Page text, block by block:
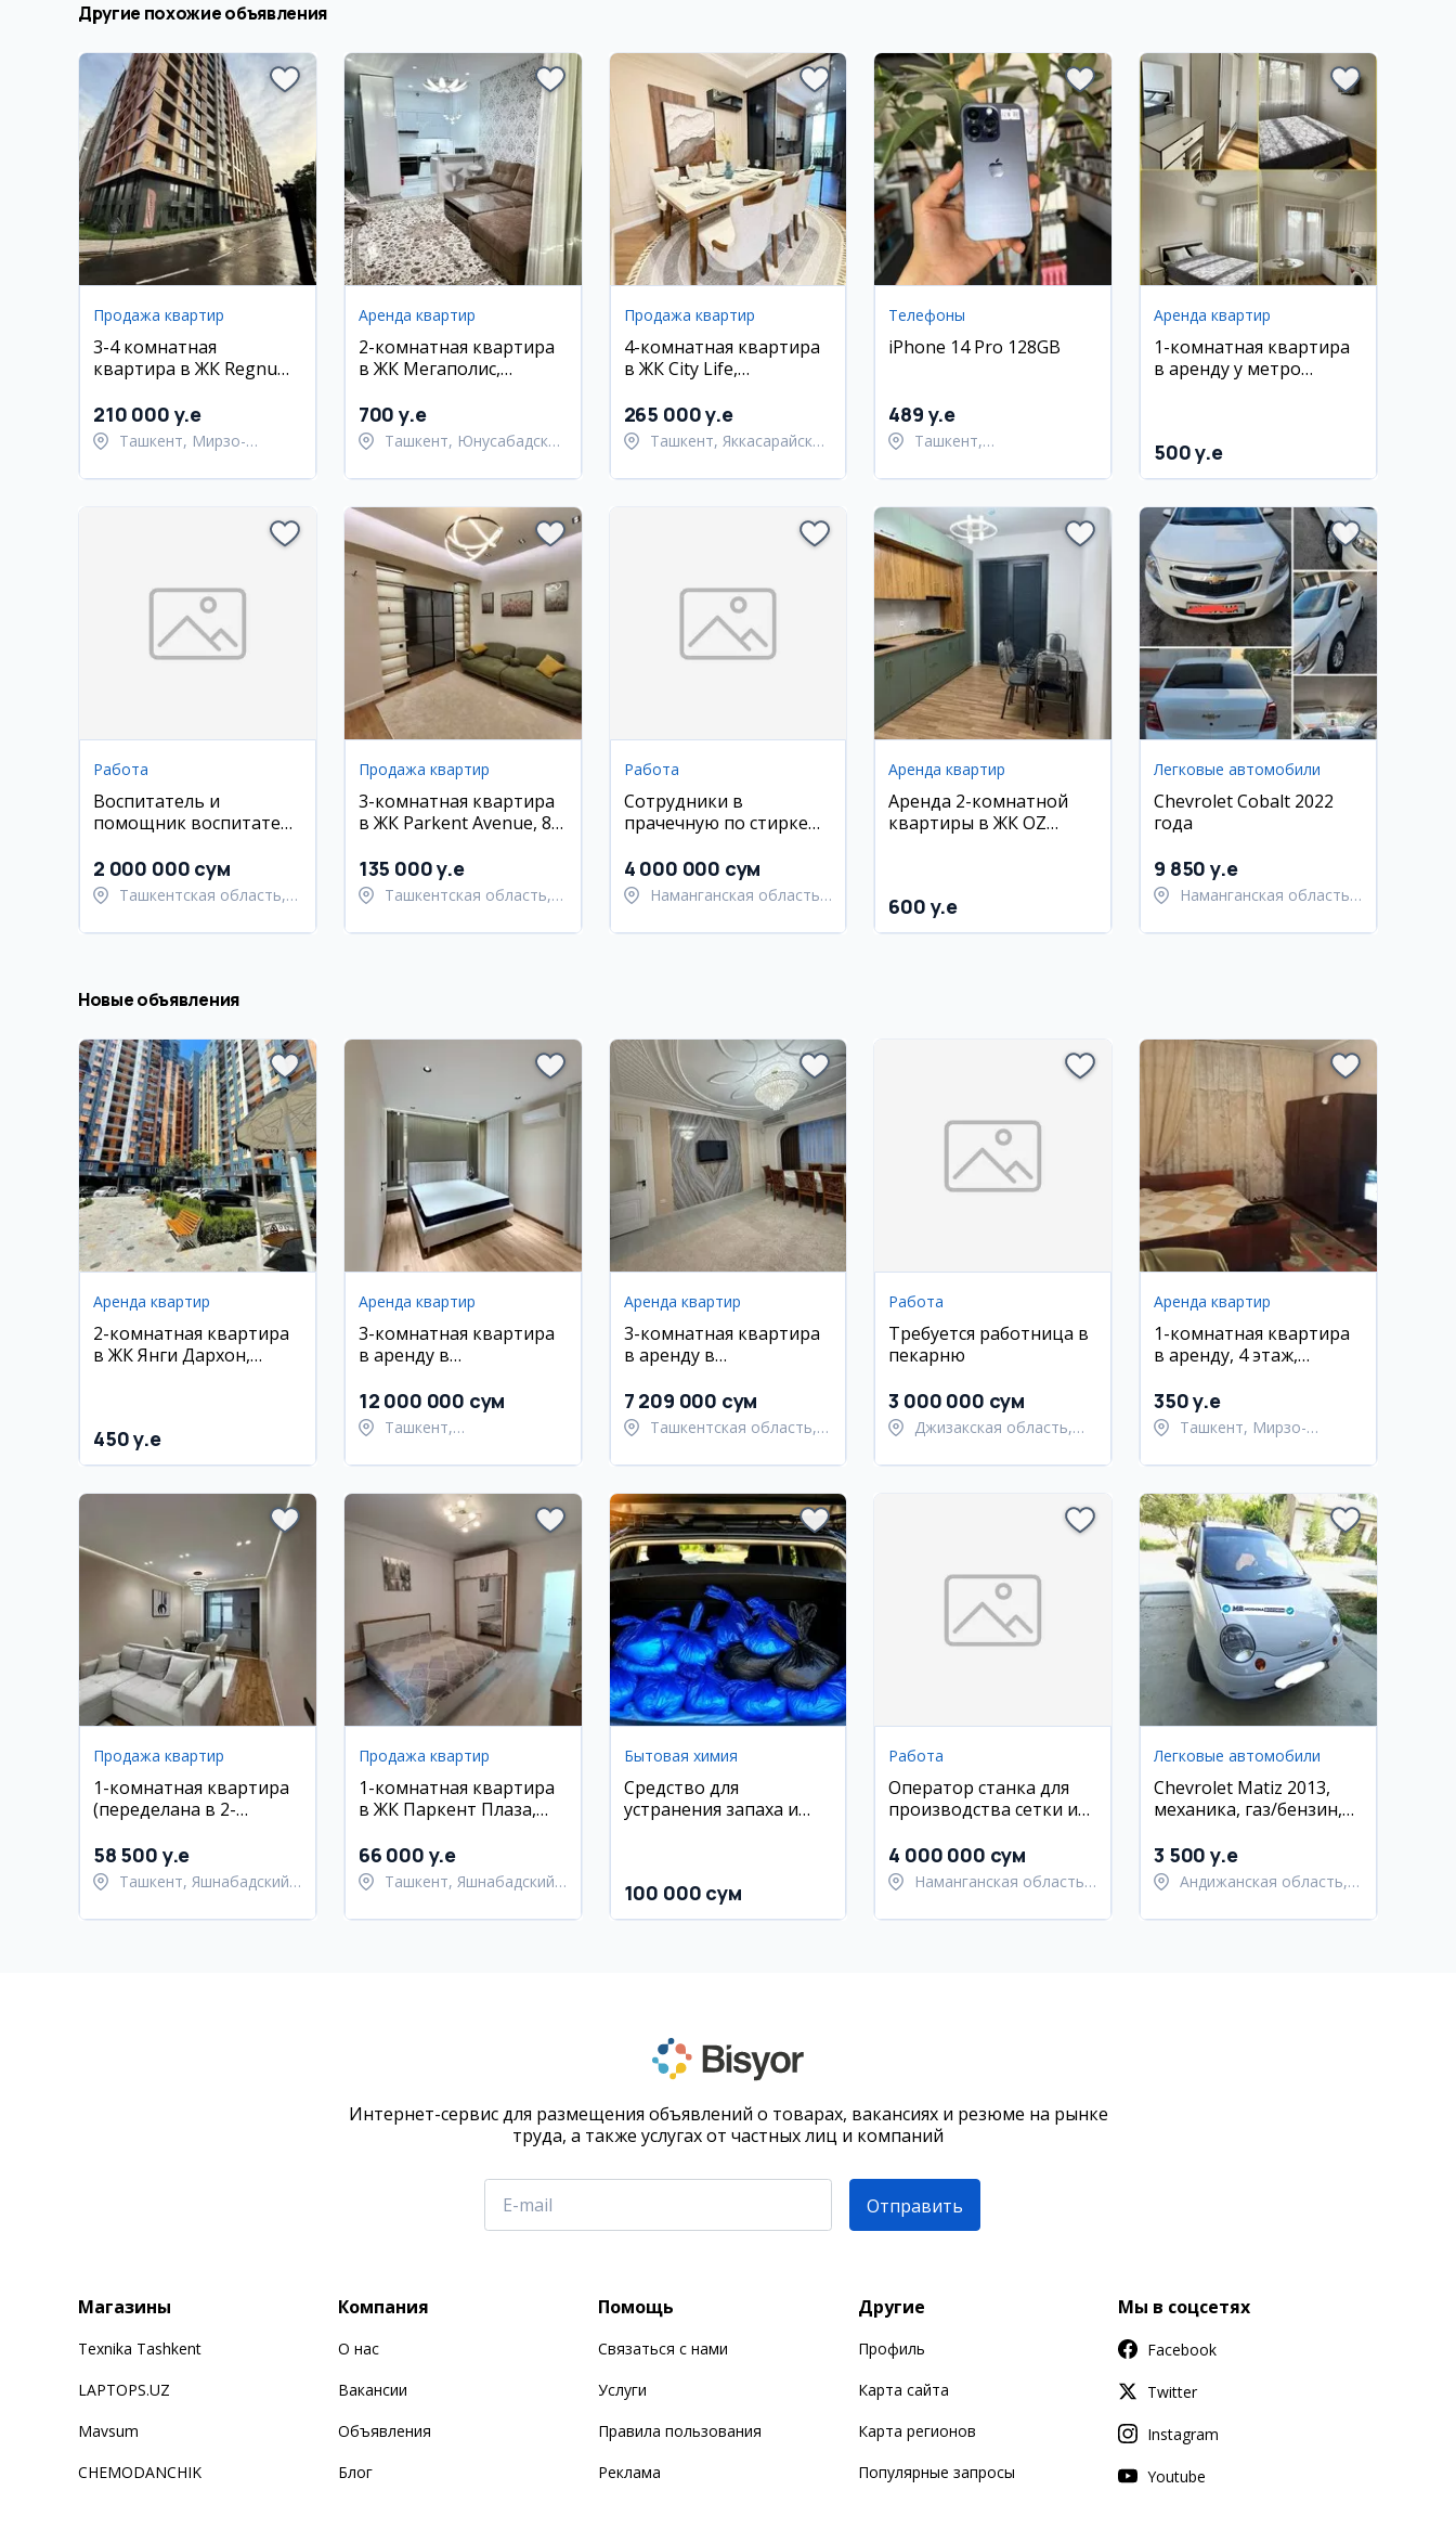
Другие похожие объявления
Продажа квартир
3-4 комнатная
квартира в ЖК Regnum
этаж
210 000 y.e
Ташкент, Мирзо-
Аренда квартир
2-комнатная квартира
в ЖК Мегаполис,
700 y.e
Ташкент, Юнусабадский
Продажа квартир
4-комнатная квартира
в ЖК City Life,
265 000 y.e
Ташкент, Яккасарайский
Телефоны
iPhone 14 Pro 128GB
489 y.e
Ташкент,
Аренда квартир
1-комнатная квартира
в аренду у метро
500 y.e
Работа
Воспитатель и
помощник воспитателя
2 000 000 сум
Ташкентская область,
Продажа квартир
3-комнатная квартира
в ЖК Parkent Avenue, 80
135 000 y.e
Ташкентская область,
Работа
Сотрудники в
прачечную по стирке
4 000 000 сум
Наманганская область,
Аренда квартир
Аренда 2-комнатной
квартиры в ЖК OZ
600 y.e
Легковые автомобили
Chevrolet Cobalt 2022
года
9 850 y.e
Наманганская область,
Новые объявления
Аренда квартир
2-комнатная квартира
в ЖК Янги Дархон,
450 y.e
Аренда квартир
3-комнатная квартира
в аренду в
районе, 80 м², 8/9 этаж
12 000 000 сум
Ташкент,
Аренда квартир
3-комнатная квартира
в аренду в
районе, 67 м², 6/9 этаж
7 209 000 сум
Ташкентская область,
Работа
Требуется работница в
пекарню
3 000 000 сум
Джизакская область,
Аренда квартир
1-комнатная квартира
в аренду, 4 этаж,
350 y.e
Ташкент, Мирзо-
Продажа квартир
1-комнатная квартира
(переделана в 2-
Яшнабадском районе,
массив Авиасозлар 1
58 500 y.e
Ташкент, Яшнабадский
Продажа квартир
1-комнатная квартира
в ЖК Паркент Плаза,
66 000 y.e
Ташкент, Яшнабадский
Бытовая химия
Средство для
устранения запаха и
100 000 сум
Работа
Оператор станка для
производства сетки и
4 000 000 сум
Наманганская область,
Легковые автомобили
Chevrolet Matiz 2013,
механика, газ/бензин,
3 500 y.e
Андижанская область,
Интернет-сервис для размещения объявлений о товарах, вакансиях и резюме на рынке
труда, а также услугах от частных лиц и компаний
Отправить
Магазины
Texnika Tashkent
LAPTOPS.UZ
Mavsum
CHEMODANCHIK
Компания
О нас
Вакансии
Объявления
Блог
Помощь
Связаться с нами
Услуги
Правила пользования
Реклама
Другие
Профиль
Карта сайта
Карта регионов
Популярные запросы
Мы в соцсетях
Facebook
Twitter
Instagram
Youtube